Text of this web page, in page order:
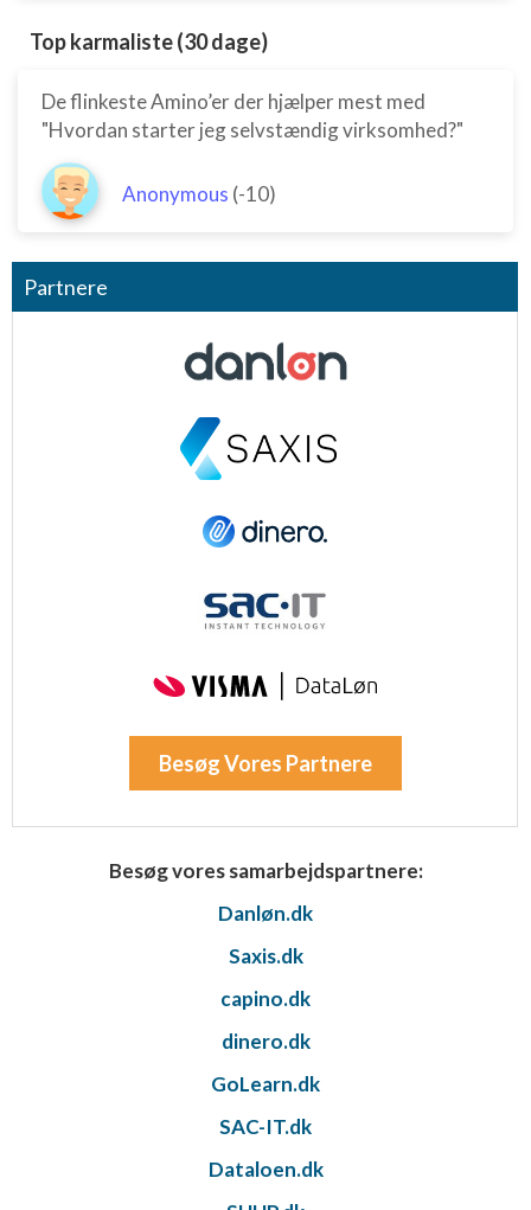
Top karmaliste (30 dage)
De flinkeste Amino’er der hjælper mest med
"Hvordan starter jeg selvstændig virksomhed?"
Anonymous (-10)
Partnere
Besøg Vores Partnere
Besøg vores samarbejdspartnere:
Danløn.dk
Saxis.dk
capino.dk
dinero.dk
GoLearn.dk
SAC-IT.dk
Dataloen.dk